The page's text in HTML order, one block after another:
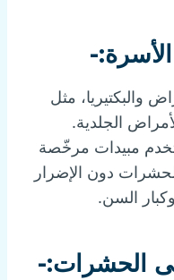
والبكتيريا، مثل
الجلدية.
مبيدات مرخّصة
دون الإضرار
السن.